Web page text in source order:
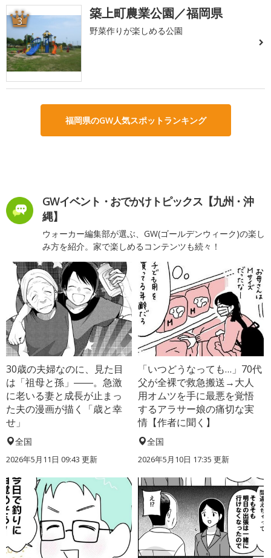
3 築上町農業公園／福岡県
野菜作りが楽しめる公園
福岡県のGW人気スポットランキング
GWイベント・おでかけトピックス【九州・沖
縄】
ウォーカー編集部が選ぶ、GW(ゴールデンウィーク)の楽し
み方を紹介。家で楽しめるコンテンツも続々！
30歳の夫婦なのに、見た目
は「祖母と孫」――。急激
に老いる妻と成長が止まっ
た夫の漫画が描く「歳と幸
せ」
全国
2026年5月11日 09:43 更新
「いつどうなっても…」70代
父が全裸で救急搬送→大人
用オムツを手に最悪を覚悟
するアラサー娘の痛切な実
情【作者に聞く】
全国
2026年5月10日 17:35 更新